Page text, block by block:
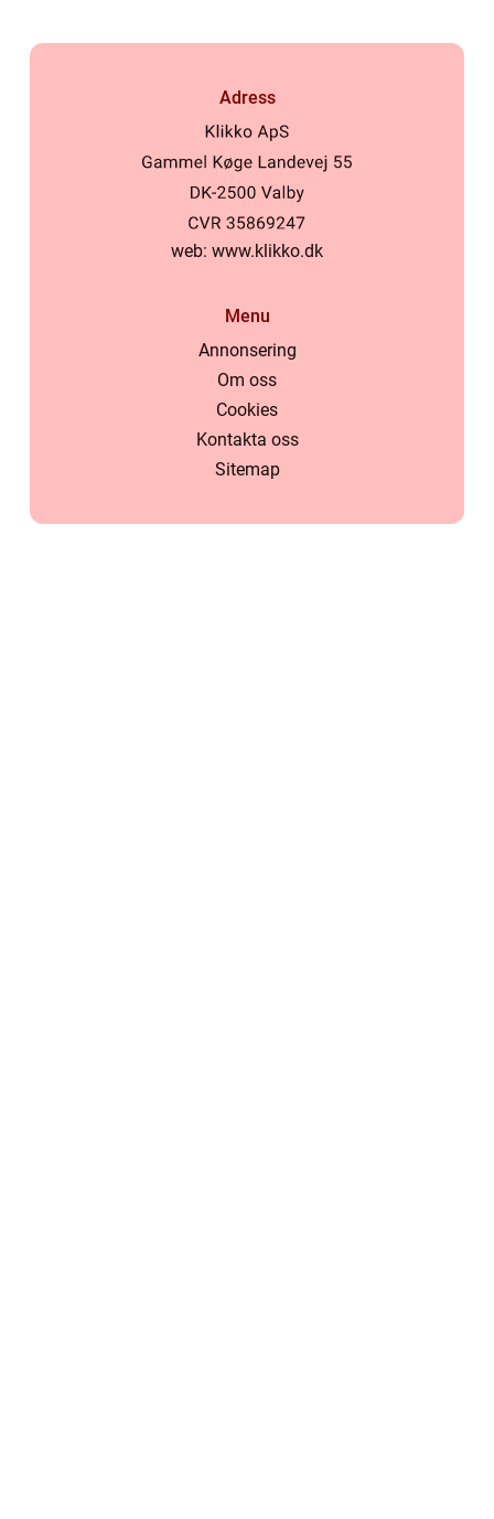
Adress
web: www.klikko.dk
Menu
Annonsering
Om oss
Cookies
Kontakta oss
Sitemap